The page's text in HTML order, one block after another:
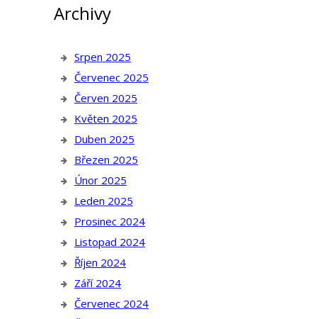
Archivy
Srpen 2025
Červenec 2025
Červen 2025
Květen 2025
Duben 2025
Březen 2025
Únor 2025
Leden 2025
Prosinec 2024
Listopad 2024
Říjen 2024
Září 2024
Červenec 2024